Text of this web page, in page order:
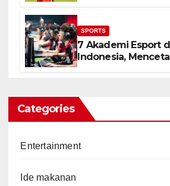
SPORTS
7 Akademi Esport
Indonesia,
Categories
Entertainment
Ide makanan